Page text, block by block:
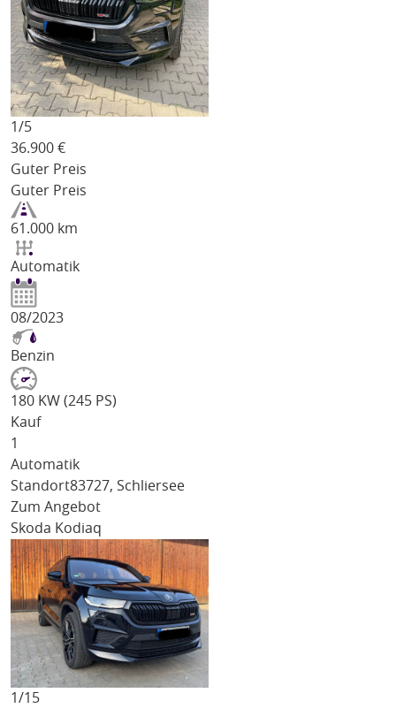
1/5
36.900 €
Guter Preis
Guter Preis
61.000 km
Automatik
08/2023
Benzin
180 KW (245 PS)
Kauf
1
Automatik
Standort83727, Schliersee
Zum Angebot
Skoda Kodiaq
1/15